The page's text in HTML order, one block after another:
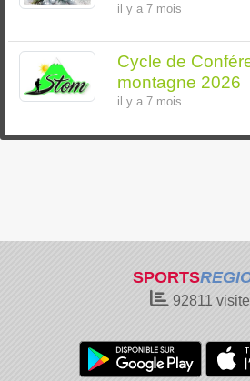
il y a 7 mois
Cycle de
montagne 2026
il y a 7 mois
SPORTS
92811